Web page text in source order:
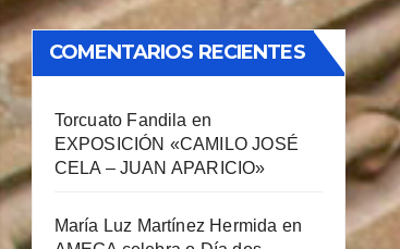
COMENTARIOS RECIENTES
Torcuato Fandila en
EXPOSICIÓN «CAMILO JOSÉ
CELA – JUAN APARICIO»
María Luz Martínez Hermida en